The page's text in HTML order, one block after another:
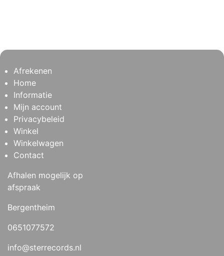
Afrekenen
Home
Informatie
Mijn account
Privacybeleid
Winkel
Winkelwagen
Contact
Afhalen mogelijk op
afspraak
Bergentheim
0651077572
info@sterrecords.nl